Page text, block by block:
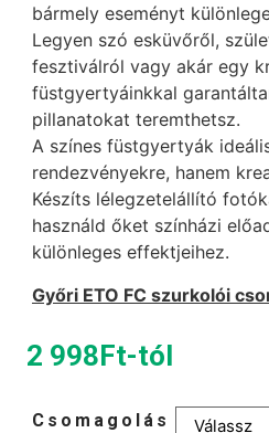
bármely eseményt
Legyen szó esküvőről,
fesztiválról vagy akár egy
füstgyertyáinkkal
pillanatokat teremthetsz.
A színes füstgyertyák
rendezvényekre, hanem
Készíts lélegzetelállító
használd őket színházi
különleges effektjeihez.
Győri ETO FC szurkolói
2 998Ft-tól
Csomagolás